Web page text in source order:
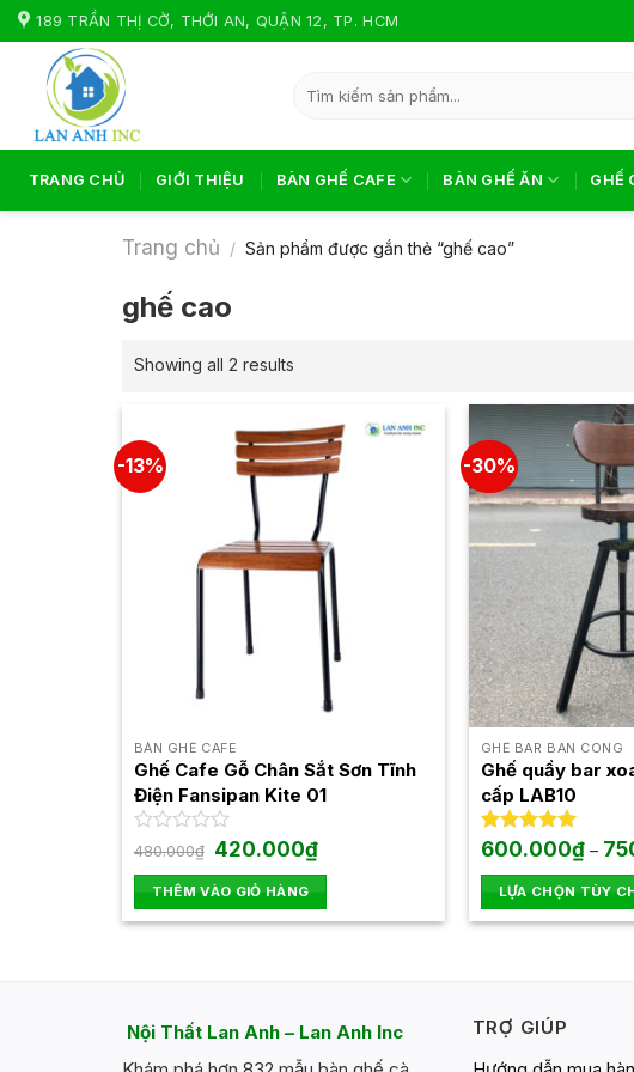
Skip
to
content
189 TRẦN THỊ CỜ, THỚI AN, QUẬN 12, TP. HCM
kiếm:
TRANG CHỦ GIỚI THIỆU BÀN GHẾ CAFE BÀN GHẾ ĂN GHẾ
Trang chủ / Sản phẩm được gắn thẻ “ghế cao”
ghế cao
Showing all 2 results
-13%
BÀN GHẾ CAFE
Ghế Cafe Gỗ Chân Sắt Sơn Tĩnh
Điện Fansipan Kite 01
Được
hạng
0
5
480.000₫ Giá
gốc
là:
480.000₫.
420.000₫Giá
hiện
tại
là:
420.000₫.
THÊM VÀO GIỎ HÀNG
-30%
GHẾ BAR BAN CÔNG
Ghế quầy bar
cấp LAB10
Được xếp
5 sao
600.000₫ –
LỰA CHỌN TÙY
Sản
nhiều
biến
Nội Thất Lan Anh – Lan Anh Inc
TRỢ GIÚP